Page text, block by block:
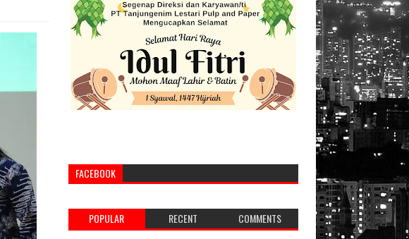
FACEBOOK
POPULAR RECENT COMMENTS